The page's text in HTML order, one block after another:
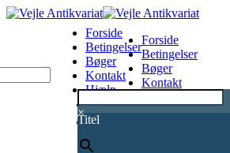
×
Titel
Forside
Betingelser
Bøger
Kontakt
Hjælp
0
Forside
Betingelser
Bøger
Kontakt